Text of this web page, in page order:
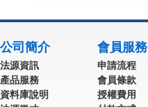
公司簡介
法源資訊
產品服務
資料庫說明
會員服務
申請流程
會員條款
授權費用